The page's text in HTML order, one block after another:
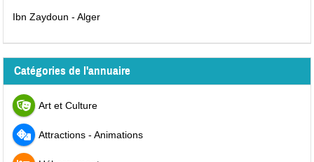
Ibn Zaydoun - Alger
Catégories de l'annuaire
Art et Culture
Attractions - Animations